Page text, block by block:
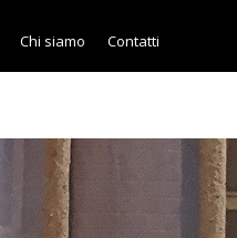
Chi siamo Contatti